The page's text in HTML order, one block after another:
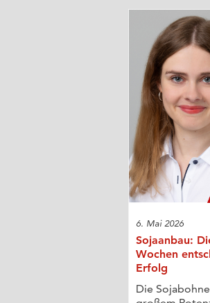
6. Mai 2026
Sojaanbau:
Wochen
Erfolg
Die